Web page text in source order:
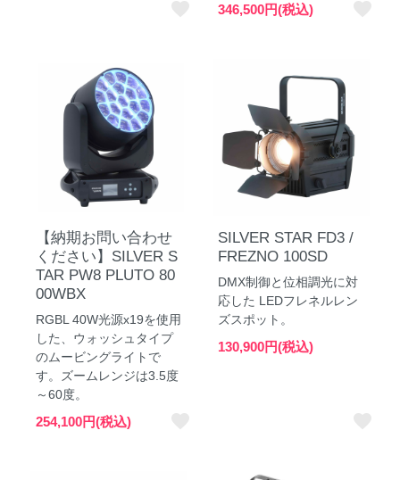
346,500円(税込)
【納期お問い合わせ
ください】SILVER S
TAR PW8 PLUTO 80
00WBX
RGBL 40W光源x19を使用
した、ウォッシュタイプ
のムービングライトで
す。ズームレンジは3.5度
～60度。
254,100円(税込)
SILVER STAR FD3 /
FREZNO 100SD
DMX制御と位相調光に対
応した LEDフレネルレン
ズスポット。
130,900円(税込)